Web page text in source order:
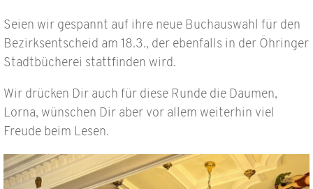
Seien wir gespannt auf ihre neue Buchauswahl für den
Bezirksentscheid am 18.3., der ebenfalls in der Öhringer
Stadtbücherei stattfinden wird.
Wir drücken Dir auch für diese Runde die Daumen,
Lorna, wünschen Dir aber vor allem weiterhin viel
Freude beim Lesen.